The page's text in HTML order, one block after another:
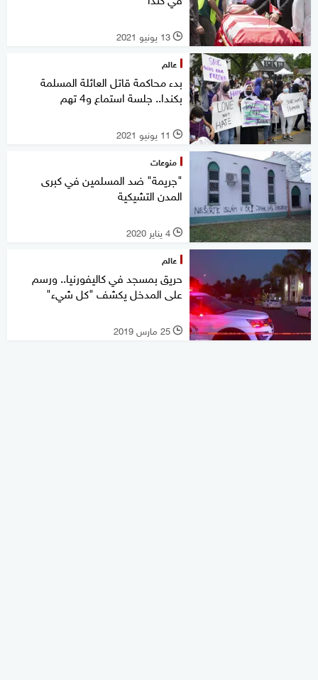
l 13 يونيو 2021
عالم
بدء محاكمة قاتل العائلة المسلمة
بكندا.. جلسة استماع و4 تهم
l 11 يونيو 2021
منوعات
"جريمة" ضد المسلمين في كبرى
المدن التشيكية
l 4 يناير 2020
عالم
حريق بمسجد في كاليفورنيا.. ورسم
على المدخل يكشف "كل شيء"
l 25 مارس 2019